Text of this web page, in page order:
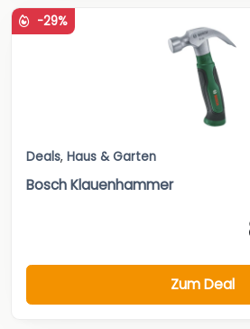
-29%
Deals, Haus & Garten
Bosch Klauenhammer
Zum Deal